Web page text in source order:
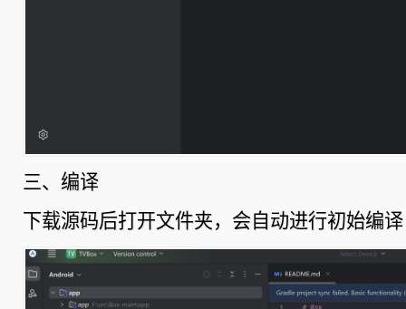
三、编译
下载源码后打开文件夹，会自动进行初始编